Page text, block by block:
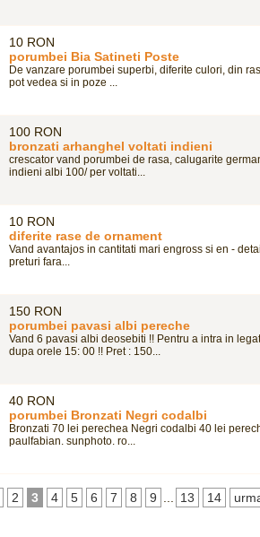
10 RON
porumbei Bia Satineti Poste
De vanzare porumbei superbi, diferite culori, din
pot vedea si in poze ...
100 RON
bronzati arhanghel voltati indieni
crescator vand porumbei de rasa, calugarite
indieni albi 100/ per voltati...
10 RON
diferite rase de ornament
Vand avantajos in cantitati mari engross si en -
preturi fara...
150 RON
porumbei pavasi albi pereche
Vand 6 pavasi albi deosebiti !! Pentru a intra in
dupa orele 15: 00 !! Pret : 150...
40 RON
porumbei Bronzati Negri codalbi
Bronzati 70 lei perechea Negri codalbi 40 lei
paulfabian. sunphoto. ro...
2 3 4 5 6 7 8 9 13 14